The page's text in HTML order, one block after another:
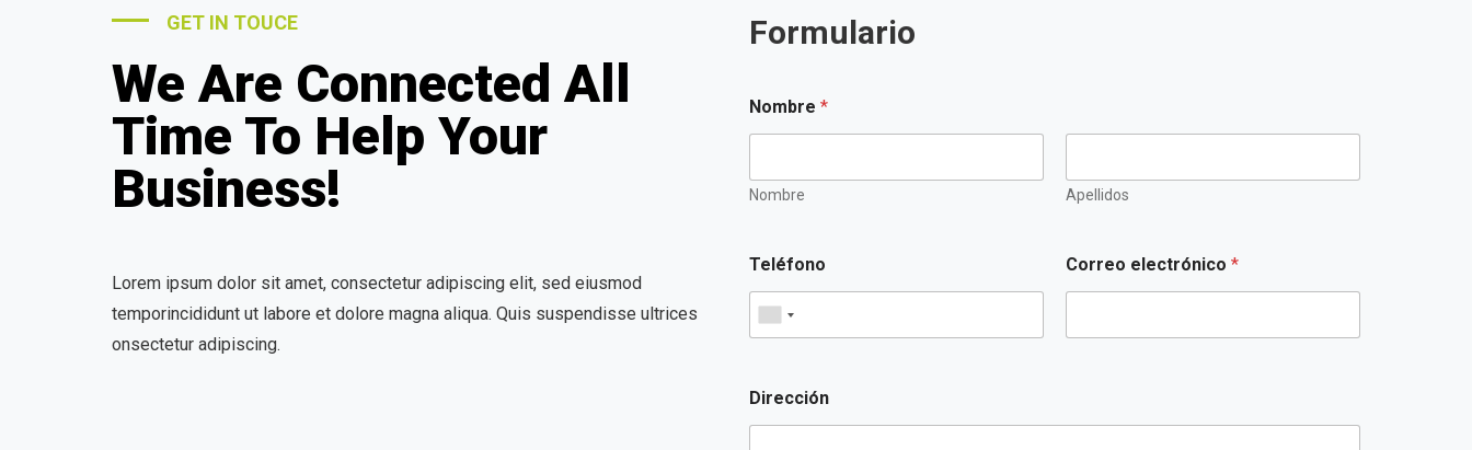
GET IN TOUCE
We Are Connected All
Time To Help Your
Business!
Lorem ipsum dolor sit amet, consectetur adipiscing elit, sed eiusmod
temporincididunt ut labore et dolore magna aliqua. Quis suspendisse ultrices
onsectetur adipiscing.
Formulario
Nombre *
Nombre Apellidos
Teléfono Correo electrónico *
Dirección